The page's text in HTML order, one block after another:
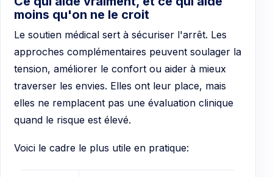
moins qu'on ne le croit
Le soutien médical sert à sécuriser l'arrêt. Les
approches complémentaires peuvent soulager la
tension, améliorer le confort ou aider à mieux
traverser les envies. Elles ont leur place, mais
elles ne remplacent pas une évaluation clinique
quand le risque est élevé.
Voici le cadre le plus utile en pratique: